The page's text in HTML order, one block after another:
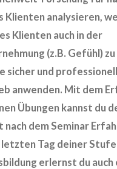
Klienten analysieren,
Klienten auch in der
(z.B. Gefühl)
sicher und
anwenden. Mit dem
Übungen kannst du
nach dem Seminar
Tag deiner Stufe
erlernst du auch